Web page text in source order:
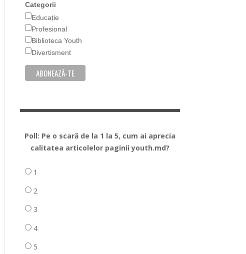
Categorii
Educație
Profesional
Biblioteca Youth
Divertisment
Poll: Pe o scară de la 1 la 5, cum ai aprecia
calitatea articolelor paginii youth.md?
1
2
3
4
5